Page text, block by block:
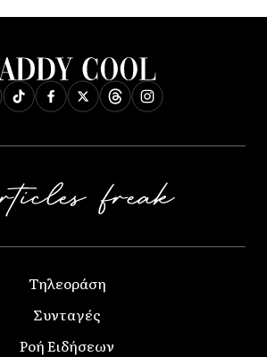
Τηλεοράση
Συνταγές
Ροή Ειδήσεων